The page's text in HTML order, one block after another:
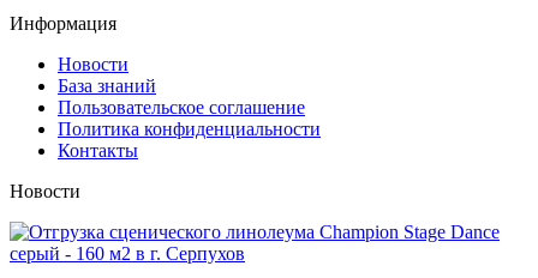
Информация
Новости
База знаний
Пользовательское соглашение
Политика конфиденциальности
Контакты
Новости